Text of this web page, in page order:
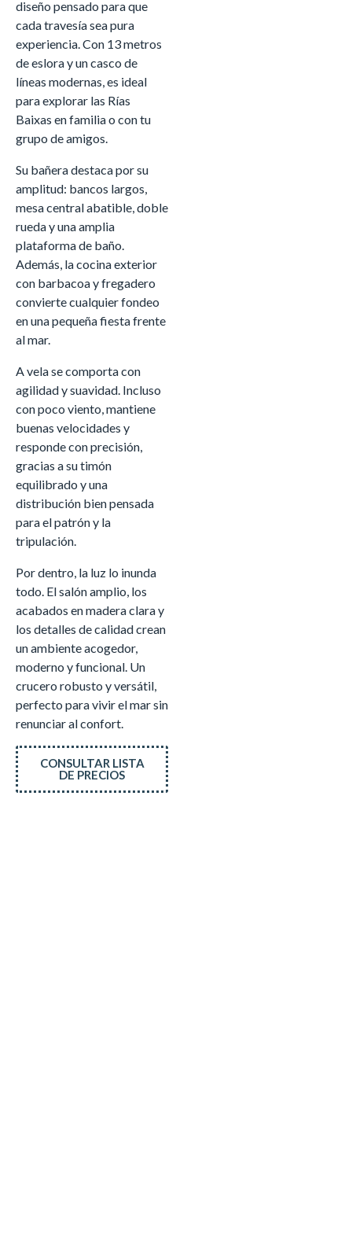
diseño pensado para que
cada travesía sea pura
experiencia. Con 13 metros
de eslora y un casco de
líneas modernas, es ideal
para explorar las Rías
Baixas en familia o con tu
grupo de amigos.
Su bañera destaca por su
amplitud: bancos largos,
mesa central abatible, doble
rueda y una amplia
plataforma de baño.
Además, la cocina exterior
con barbacoa y fregadero
convierte cualquier fondeo
en una pequeña fiesta frente
al mar.
A vela se comporta con
agilidad y suavidad. Incluso
con poco viento, mantiene
buenas velocidades y
responde con precisión,
gracias a su timón
equilibrado y una
distribución bien pensada
para el patrón y la
tripulación.
Por dentro, la luz lo inunda
todo. El salón amplio, los
acabados en madera clara y
los detalles de calidad crean
un ambiente acogedor,
moderno y funcional. Un
crucero robusto y versátil,
perfecto para vivir el mar sin
renunciar al confort.
CONSULTAR LISTA
DE PRECIOS